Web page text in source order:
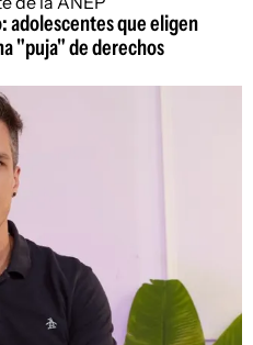
adolescentes que eligen
"puja" de derechos